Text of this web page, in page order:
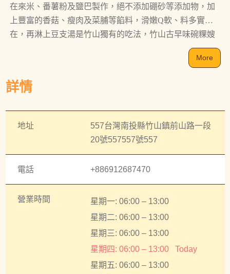
在來米、番薯粉及鹽巴製作，絕不添加硼砂等添加物，加
上豐富的香菇、瘦肉及菜脯等餡料，滑嫩Q軟、料多實
在，再淋上豆支湯是竹山獨有的吃法，竹山古早味碗粿嫂
More
詳情
地址
557台灣南投縣竹山鎮前山路一段
20號557557號557
電話 +886912687470
營業時間
星期一: 06:00 – 13:00
星期二: 06:00 – 13:00
星期三: 06:00 – 13:00
星期四: 06:00 – 13:00
Today
星期五: 06:00 – 13:00